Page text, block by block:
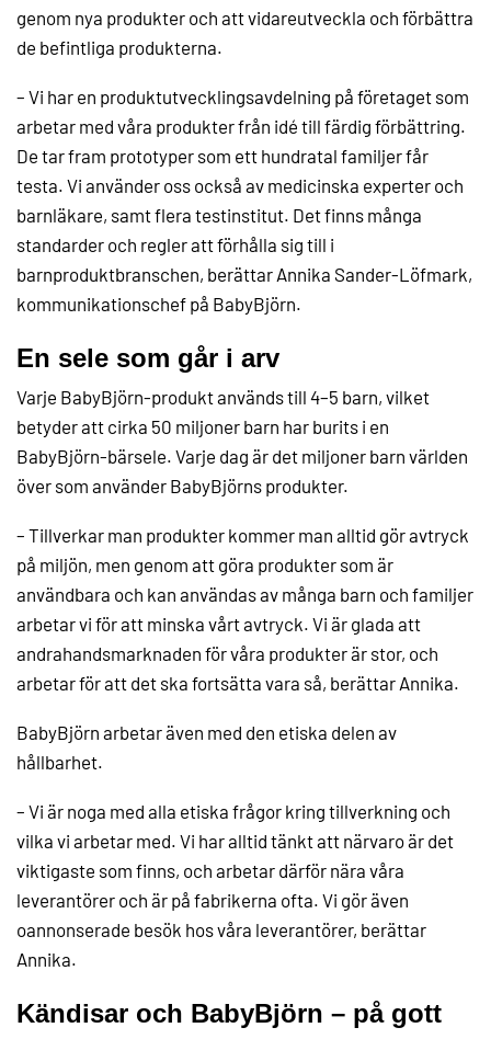
genom nya produkter och att vidareutveckla och förbättra
de befintliga produkterna.
– Vi har en produktutvecklingsavdelning på företaget som
arbetar med våra produkter från idé till färdig förbättring.
De tar fram prototyper som ett hundratal familjer får
testa. Vi använder oss också av medicinska experter och
barnläkare, samt flera testinstitut. Det finns många
standarder och regler att förhålla sig till i
barnproduktbranschen, berättar Annika Sander-Löfmark,
kommunikationschef på BabyBjörn.
En sele som går i arv
Varje BabyBjörn-produkt används till 4–5 barn, vilket
betyder att cirka 50 miljoner barn har burits i en
BabyBjörn-bärsele. Varje dag är det miljoner barn världen
över som använder BabyBjörns produkter.
– Tillverkar man produkter kommer man alltid gör avtryck
på miljön, men genom att göra produkter som är
användbara och kan användas av många barn och familjer
arbetar vi för att minska vårt avtryck. Vi är glada att
andrahandsmarknaden för våra produkter är stor, och
arbetar för att det ska fortsätta vara så, berättar Annika.
BabyBjörn arbetar även med den etiska delen av
hållbarhet.
– Vi är noga med alla etiska frågor kring tillverkning och
vilka vi arbetar med. Vi har alltid tänkt att närvaro är det
viktigaste som finns, och arbetar därför nära våra
leverantörer och är på fabrikerna ofta. Vi gör även
oannonserade besök hos våra leverantörer, berättar
Annika.
Kändisar och BabyBjörn – på gott